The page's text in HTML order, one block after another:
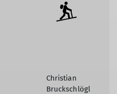
Christian
Bruckschlögl